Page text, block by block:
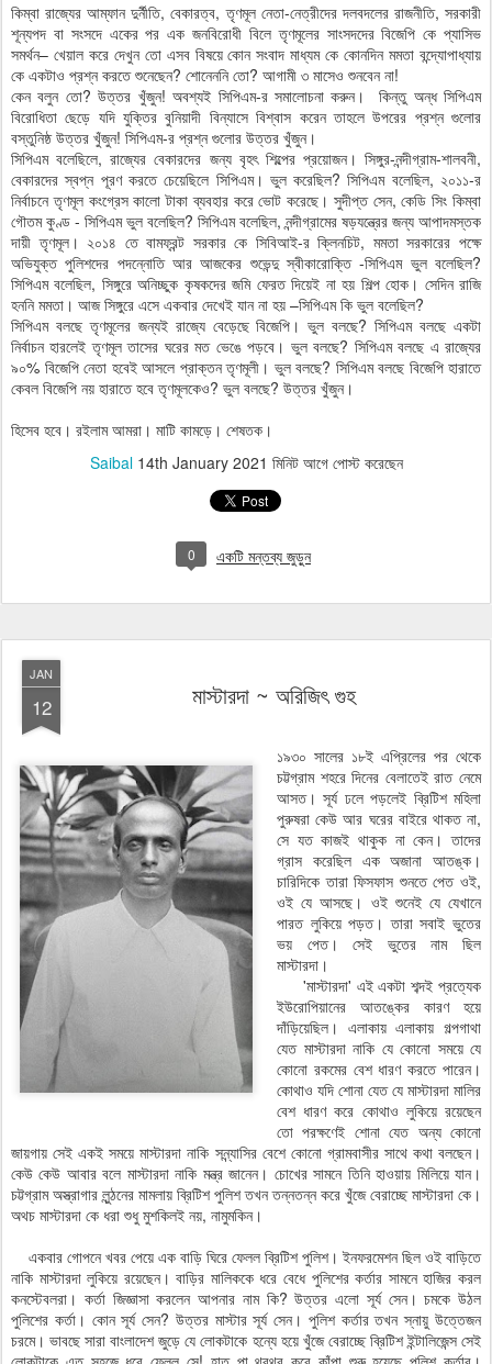
কিম্বা রাজ্যের আম্ফান দুর্নীতি, বেকারত্ব, তৃণমূল নেতা-নেত্রীদের দলবদলের রাজনীতি, সরকারী
শূন্যপদ বা সংসদে একের পর এক জনবিরোধী বিলে তৃণমূলের সাংসদদের বিজেপি কে প্যাসিভ
সমর্থন– খেয়াল করে দেখুন তো এসব বিষয়ে কোন সংবাদ মাধ্যম কে কোনদিন মমতা বন্দ্যোপাধ্যায়
কে একটাও প্রশ্ন করতে শুনেছেন? শোনেননি তো? আগামী ৩ মাসেও শুনবেন না!
কেন বলুন তো? উত্তর খুঁজুন! অবশ্যই সিপিএম-র সমালোচনা করুন। কিন্তু অন্ধ সিপিএম
বিরোধিতা ছেড়ে যদি যুক্তির বুনিয়াদী বিন্যাসে বিশ্বাস করেন তাহলে উপরের প্রশ্ন গুলোর
বস্তুনিষ্ঠ উত্তর খুঁজুন! সিপিএম-র প্রশ্ন গুলোর উত্তর খুঁজুন।
সিপিএম বলেছিলে, রাজ্যের বেকারদের জন্য বৃহৎ শিল্পের প্রয়োজন। সিঙ্গুর-নন্দীগ্রাম-শালবনী,
বেকারদের স্বপ্ন পূরণ করতে চেয়েছিলে সিপিএম। ভুল করেছিল? সিপিএম বলেছিল, ২০১১-র
নির্বাচনে তৃণমূল কংগ্রেস কালো টাকা ব্যবহার করে ভোট করেছে। সুদীপ্ত সেন, কেডি সিং কিম্বা
গৌতম কুণ্ড - সিপিএম ভুল বলেছিল? সিপিএম বলেছিল, নন্দীগ্রামের ষড়যন্ত্রের জন্য আপাদমস্তক
দায়ী তৃণমূল। ২০১৪ তে বামফ্রন্ট সরকার কে সিবিআই-র ক্লিনচিট, মমতা সরকারের পক্ষে
অভিযুক্ত পুলিশদের পদন্নোতি আর আজকের শুভেন্দু স্বীকারোক্তি -সিপিএম ভুল বলেছিল?
সিপিএম বলেছিল, সিঙ্গুরে অনিচ্ছুক কৃষকদের জমি ফেরত দিয়েই না হয় শিল্প হোক। সেদিন রাজি
হননি মমতা। আজ সিঙ্গুরে এসে একবার দেখেই যান না হয় –সিপিএম কি ভুল বলেছিল?
সিপিএম বলছে তৃণমূলের জন্যই রাজ্যে বেড়েছে বিজেপি। ভুল বলছে? সিপিএম বলছে একটা
নির্বাচন হারলেই তৃণমূল তাসের ঘরের মত ভেঙে পড়বে। ভুল বলছে? সিপিএম বলছে এ রাজ্যের
৯০% বিজেপি নেতা হবেই আসলে প্রাক্তন তৃণমূলী। ভুল বলছে? সিপিএম বলছে বিজেপি হারাতে
কেবল বিজেপি নয় হারাতে হবে তৃণমূলকেও? ভুল বলছে? উত্তর খুঁজুন।
হিসেব হবে। রইলাম আমরা। মাটি কামড়ে। শেষতক।
Saibal 14th January 2021 মিনিট আগে পোস্ট করেছেন
0 একটি মন্তব্য জুড়ুন
JAN
12 মাস্টারদা ~ অরিজিৎ গুহ
১৯৩০ সালের ১৮ই এপ্রিলের পর থেকে
চট্টগ্রাম শহরে দিনের বেলাতেই রাত নেমে
আসত। সূর্য ঢলে পড়লেই ব্রিটিশ মহিলা
পুরুষরা কেউ আর ঘরের বাইরে থাকত না,
সে যত কাজই থাকুক না কেন। তাদের
গ্রাস করেছিল এক অজানা আতঙ্ক।
চারিদিকে তারা ফিসফাস শুনতে পেত ওই,
ওই যে আসছে। ওই শুনেই যে যেখানে
পারত লুকিয়ে পড়ত। তারা সবাই ভুতের
ভয় পেত। সেই ভুতের নাম ছিল
মাস্টারদা।
'মাস্টারদা' এই একটা শব্দই প্রত্যেক
ইউরোপিয়ানের আতঙ্কের কারণ হয়ে
দাঁড়িয়েছিল। এলাকায় এলাকায় গল্পগাথা
যেত মাস্টারদা নাকি যে কোনো সময়ে যে
কোনো রকমের বেশ ধারণ করতে পারেন।
কোথাও যদি শোনা যেত যে মাস্টারদা মালির
বেশ ধারণ করে কোথাও লুকিয়ে রয়েছেন
তো পরক্ষণেই শোনা যেত অন্য কোনো
জায়গায় সেই একই সময়ে মাস্টারদা নাকি সন্ন্যাসির বেশে কোনো গ্রামবাসীর সাথে কথা বলছেন।
কেউ কেউ আবার বলে মাস্টারদা নাকি মন্ত্র জানেন। চোখের সামনে তিনি হাওয়ায় মিলিয়ে যান।
চট্টগ্রাম অস্ত্রাগার লুন্ঠনের মামলায় ব্রিটিশ পুলিশ তখন তন্নতন্ন করে খুঁজে বেরাচ্ছে মাস্টারদা কে।
অথচ মাস্টারদা কে ধরা শুধু মুশকিলই নয়, নামুমকিন।
একবার গোপনে খবর পেয়ে এক বাড়ি ঘিরে ফেলল ব্রিটিশ পুলিশ। ইনফরমেশন ছিল ওই বাড়িতে
নাকি মাস্টারদা লুকিয়ে রয়েছেন। বাড়ির মালিককে ধরে বেধে পুলিশের কর্তার সামনে হাজির করল
কনস্টেবলরা। কর্তা জিজ্ঞাসা করলেন আপনার নাম কি? উত্তর এলো সূর্য সেন। চমকে উঠল
পুলিশের কর্তা। কোন সূর্য সেন? উত্তর মাস্টার সূর্য সেন। পুলিশ কর্তার তখন স্নায়ু উত্তেজন
চরমে। ভাবছে সারা বাংলাদেশ জুড়ে যে লোকটাকে হন্যে হয়ে খুঁজে বেরাচ্ছে ব্রিটিশ ইন্টালিজেন্স সেই